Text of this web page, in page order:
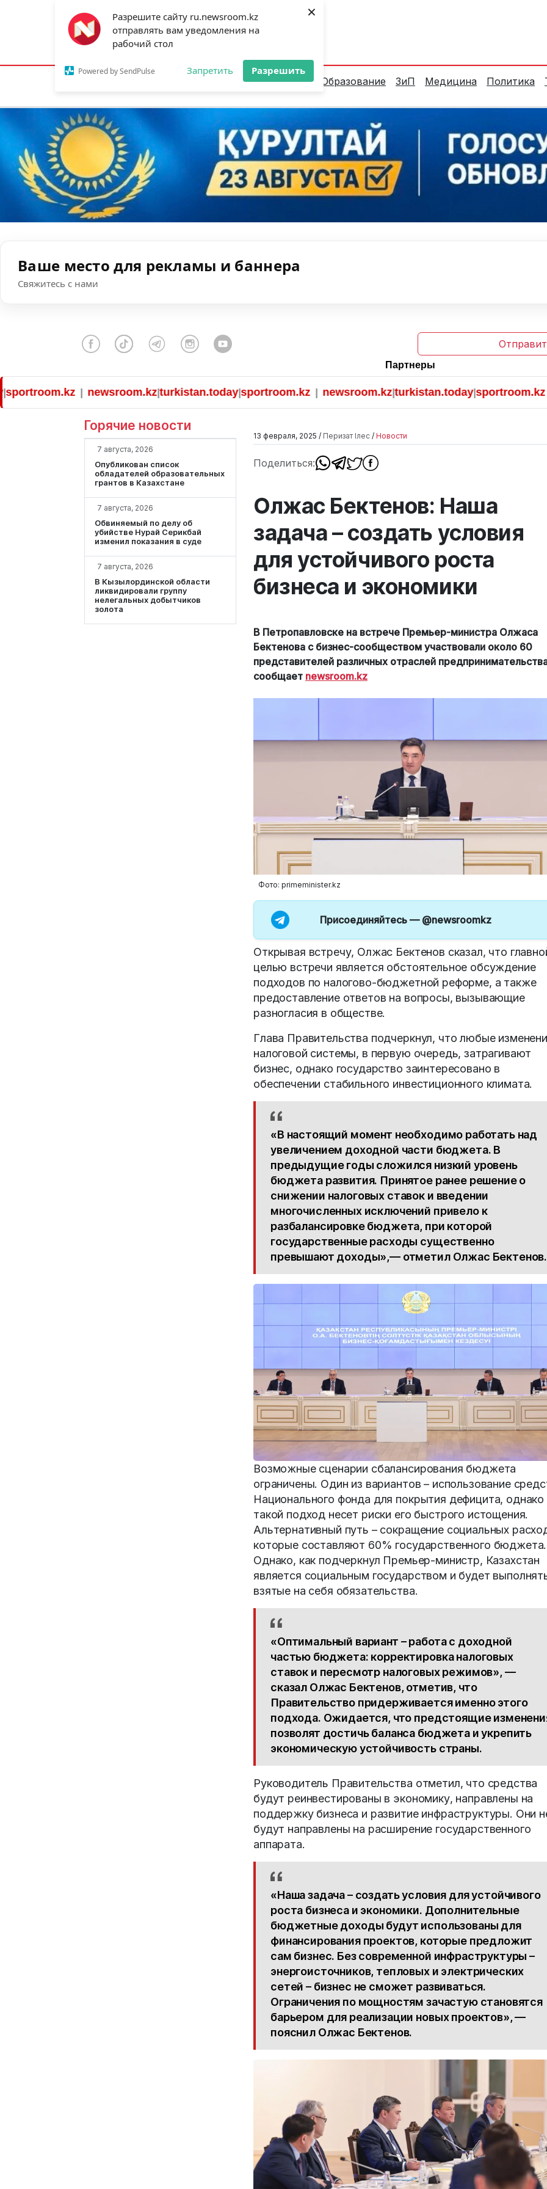
Разрешите сайту ru.newsroom.kz
отправлять вам уведомления на
рабочий стол
Powered by SendPulse Запретить Разрешить
×
Астана:25°C Алматы:31°C Шымкент:
Новости Аналитика Образование ЗиП Медицина Политика
Ваше место для рекламы и баннера
Свяжитесь с нами
Партнеры
|newsroom.kz|turkistan.today|sportroom.kz|newsroom.kz|turkistan.today|sportroom.kz
Горячие новости
7 августа, 2026
Опубликован список
обладателей образовательных
грантов в Казахстане
7 августа, 2026
Обвиняемый по делу об
убийстве Нурай Серикбай
изменил показания в суде
7 августа, 2026
В Кызылординской области
ликвидировали группу
нелегальных добытчиков
золота
13 февраля, 2025 / Перизат Ілес / Новости
Поделиться:
Олжас Бектенов: Наша
задача – создать условия
для устойчивого роста
бизнеса и экономики
В Петропавловске на встрече Премьер-министра Олжаса
Бектенова с бизнес-сообществом участвовали около 60
представителей различных отраслей
сообщает newsroom.kz
Фото: primeminister.kz
Присоединяйтесь — @newsroomkz
Открывая встречу, Олжас Бектенов сказал, что
целью встречи является обстоятельное обсуждение
подходов по налогово-бюджетной реформе, а также
предоставление ответов на вопросы, вызывающие
разногласия в обществе.
Глава Правительства подчеркнул, что любые
налоговой системы, в первую очередь, затрагивают
бизнес, однако государство заинтересовано в
обеспечении стабильного инвестиционного климата.
«В настоящий момент необходимо работать над
увеличением доходной части бюджета. В
предыдущие годы сложился низкий уровень
бюджета развития. Принятое ранее решение о
снижении налоговых ставок и введении
многочисленных исключений привело к
разбалансировке бюджета, при которой
государственные расходы существенно
превышают доходы»,— отметил Олжас Бектенов.
Возможные сценарии сбалансирования бюджета
ограничены. Один из вариантов – использование
Национального фонда для покрытия дефицита, однако
такой подход несет риски его быстрого истощения.
Альтернативный путь – сокращение социальных
которые составляют 60% государственного бюджета.
Однако, как подчеркнул Премьер-министр, Казахстан
является социальным государством и будет
взятые на себя обязательства.
«Оптимальный вариант – работа с доходной
частью бюджета: корректировка налоговых
ставок и пересмотр налоговых режимов», —
сказал Олжас Бектенов, отметив, что
Правительство придерживается именно этого
подхода. Ожидается, что предстоящие
позволят достичь баланса бюджета и укрепить
экономическую устойчивость страны.
Руководитель Правительства отметил, что средства
будут реинвестированы в экономику, направлены на
поддержку бизнеса и развитие инфраструктуры. Они
будут направлены на расширение государственного
аппарата.
«Наша задача – создать условия для устойчивого
роста бизнеса и экономики. Дополнительные
бюджетные доходы будут использованы для
финансирования проектов, которые предложит
сам бизнес. Без современной инфраструктуры –
энергоисточников, тепловых и электрических
сетей – бизнес не сможет развиваться.
Ограничения по мощностям зачастую становятся
барьером для реализации новых проектов», —
пояснил Олжас Бектенов.